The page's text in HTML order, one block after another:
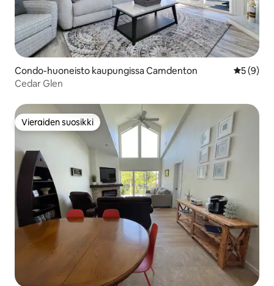
Condo-huoneisto kaupungissa Camdenton
5 (9)
Cedar Glen
Vieraiden suosikki
Vieraiden suosikki